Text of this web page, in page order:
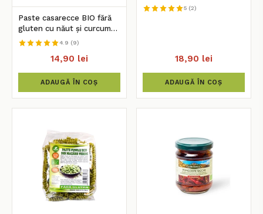
Paste casarecce BIO fără
gluten cu năut și curcumă,
250g
4.9 (9)
14,90 lei
ADAUGĂ ÎN COȘ
LBI, 500g 5 (2)
18,90 lei
ADAUGĂ ÎN COȘ